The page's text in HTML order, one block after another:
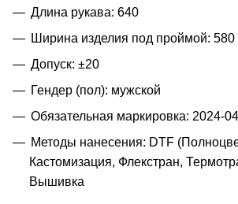
Длина рукава: 640
Ширина изделия под проймой: 580
Допуск: ±20
Гендер (пол): мужской
Обязательная маркировка: 2024-
Методы нанесения: DTF
Кастомизация, Флекстран,
Вышивка